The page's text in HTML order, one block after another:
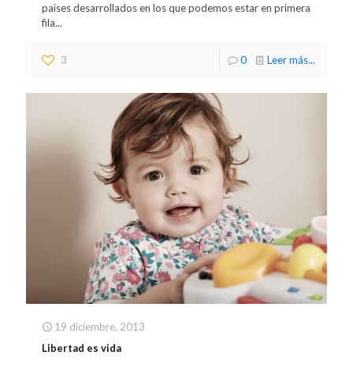
países desarrollados en los que podemos estar en primera
fila...
3 0 Leer más...
19 diciembre, 2013
Libertad es vida